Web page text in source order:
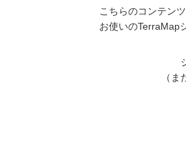
こちらのコンテン
お使いのTerraMap
（ま